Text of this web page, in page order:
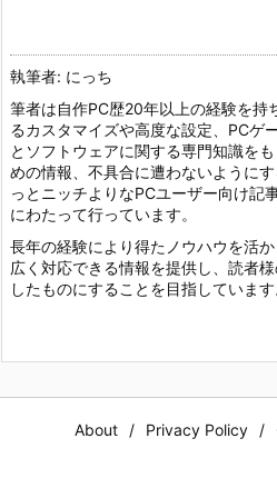
執筆者: にっち
筆者は自作PC歴20年以上の経験を持
るカスタマイズや高度な設定、PCゲ
とソフトウェアに関する専門知識を
めの情報、不具合に遭わないように
っとニッチよりなPCユーザー向け記
にわたって行っています。
長年の経験により得たノウハウを活
広く対応できる情報を提供し、読者
したものにすることを目指しています
About Privacy Policy